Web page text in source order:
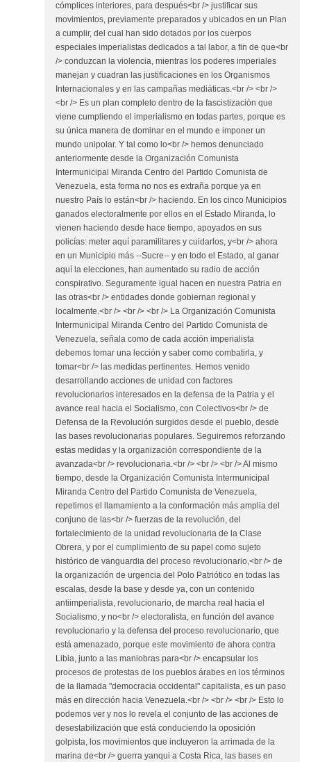
cómplices interiores, para después<br /> justificar sus
movimientos, previamente preparados y ubicados en un Plan
a cumplir, del cual han sido dotados por los cuerpos
especiales imperialistas dedicados a tal labor, a fin de que<br
/> conduzcan la violencia, mientras los poderes imperiales
manejan y cuadran las justificaciones en los Organismos
Internacionales y en las campañas mediáticas.<br /> <br />
<br /> Es un plan completo dentro de la fascistizaciòn que
viene cumpliendo el imperialismo en todas partes, porque es
su única manera de dominar en el mundo e imponer un
mundo unipolar. Y tal como lo<br /> hemos denunciado
anteriormente desde la Organización Comunista
Intermunicipal Miranda Centro del Partido Comunista de
Venezuela, esta forma no nos es extraña porque ya en
nuestro País lo están<br /> haciendo. En los cinco Municipios
ganados electoralmente por ellos en el Estado Miranda, lo
vienen haciendo desde hace tiempo, apoyados en sus
policías: meter aquí paramilitares y cuidarlos, y<br /> ahora
en un Municipio más --Sucre-- y en todo el Estado, al ganar
aquí la elecciones, han aumentado su radio de acción
conspirativo. Seguramente igual hacen en nuestra Patria en
las otras<br /> entidades donde gobiernan regional y
localmente.<br /> <br /> <br /> La Organización Comunista
Intermunicipal Miranda Centro del Partido Comunista de
Venezuela, señala como de cada acción imperialista
debemos tomar una lección y saber como combatirla, y
tomar<br /> las medidas pertinentes. Hemos venido
desarrollando acciones de unidad con factores
revolucionarios interesados en la defensa de la Patria y el
avance real hacia el Socialismo, con Colectivos<br /> de
Defensa de la Revolución surgidos desde el pueblo, desde
las bases revolucionarias populares. Seguiremos reforzando
estas medidas y la organización correspondiente de la
avanzada<br /> revolucionaria.<br /> <br /> <br /> Al mismo
tiempo, desde la Organización Comunista Intermunicipal
Miranda Centro del Partido Comunista de Venezuela,
repetimos el llamamiento a la conformación más amplia del
conjuno de las<br /> fuerzas de la revolución, del
fortalecimiento de la unidad revolucionaria de la Clase
Obrera, y por el cumplimiento de su papel como sujeto
histórico de vanguardia del proceso revolucionario,<br /> de
la organización de urgencia del Polo Patriótico en todas las
escalas, desde la base y desde ya, con un contenido
antiimperialista, revolucionario, de marcha real hacia el
Socialismo, y no<br /> electoralista, en función del avance
revolucionario y la defensa del proceso revolucionario, que
está amenazado, porque este movimiento de ahora contra
Libia, junto a las maniobras para<br /> encapsular los
procesos de protestas de los pueblos árabes en los términos
de la llamada "democracia occidental" capitalista, es un paso
más en dirección hacia Venezuela.<br /> <br /> <br /> Esto lo
podemos ver y nos lo revela el conjunto de las acciones de
desestabilización que está conduciendo la oposición
golpista, los movimientos que incluyeron la arrimada de la
marina de<br /> guerra yanqui a Costa Rica, las bases en